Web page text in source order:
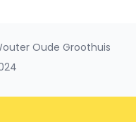
Oude Groothuis